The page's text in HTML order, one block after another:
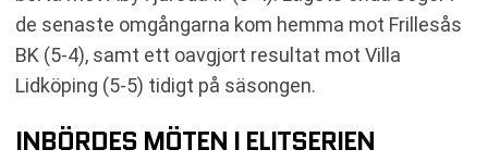
de senaste omgångarna kom hemma mot Frillesås
BK (5-4), samt ett oavgjort resultat mot Villa
Lidköping (5-5) tidigt på säsongen.
INBÖRDES MÖTEN I ELITSERIEN